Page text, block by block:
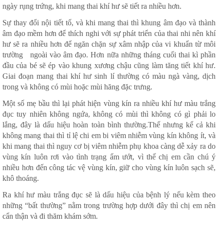
ngày rụng trứng, khi mang thai khí hư sẽ tiết ra nhiều hơn.
Sự thay đổi nội tiết tố, và khi mang thai thì khung âm đạo và thành
âm đạo mềm hơn để thích nghi với sự phát triển của thai nhi nên khí
hư sẽ ra nhiều hơn để ngăn chặn sự xâm nhập của vi khuẩn từ môi
trường ngoài vào âm đạo. Hơn nữa những tháng cuối thai kì phần
đầu của bé sẽ ép vào khung xương chậu cũng làm tăng tiết khí hư.
Giai đoạn mang thai khí hư sinh lí thường có màu ngà vàng, dịch
trong và không có mùi hoặc mùi hăng đặc trưng.
Một số mẹ bầu thì lại phát hiện vùng kín ra nhiều khí hư màu trắng
đục tuy nhiên không ngứa, không có mùi thì không có gì phải lo
lắng, đây là dấu hiệu hoàn toàn bình thường.Thế nhưng kể cả khi
không mang thai thì tỉ lệ chi em bi viêm nhiễm vùng kín không ít, và
khi mang thai thì nguy cơ bị viêm nhiễm phụ khoa càng dễ xảy ra do
vùng kín luôn rơi vào tình trạng ẩm ướt, vì thế chị em cần chú ý
nhiều hơn đến công tác vệ vùng kín, giữ cho vùng kín luôn sạch sẽ,
khô thoáng.
Ra khí hư màu trắng đục sẽ là dấu hiệu của bệnh lý nếu kèm theo
những “bất thường” nằm trong trường hợp dưới đây thì chị em nên
cẩn thận và đi thăm khám sớm.